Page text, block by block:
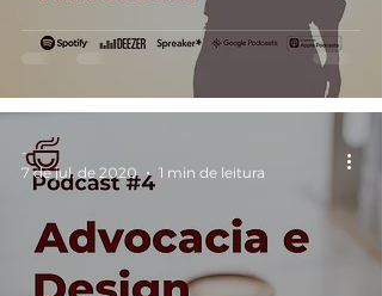
-
7 de jul. de 2020
1 min de leitura